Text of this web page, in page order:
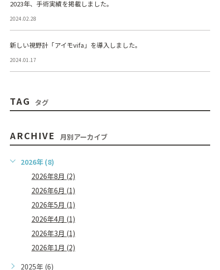
2023年、手術実績を掲載しました。
2024.02.28
新しい視野計「アイモvifa」を導入しました。
2024.01.17
TAG タグ
ARCHIVE 月別アーカイブ
2026年 (8)
2026年8月 (2)
2026年6月 (1)
2026年5月 (1)
2026年4月 (1)
2026年3月 (1)
2026年1月 (2)
2025年 (6)